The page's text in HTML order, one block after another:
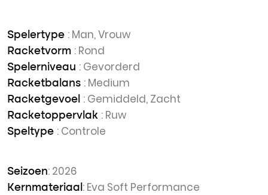
Spelertype : Man, Vrouw
Racketvorm : Rond
Spelerniveau : Gevorderd
Racketbalans : Medium
Racketgevoel : Gemiddeld, Zacht
Racketoppervlak : Ruw
Speltype : Controle
Seizoen: 2026
Kernmateriaal : Eva Soft Performance